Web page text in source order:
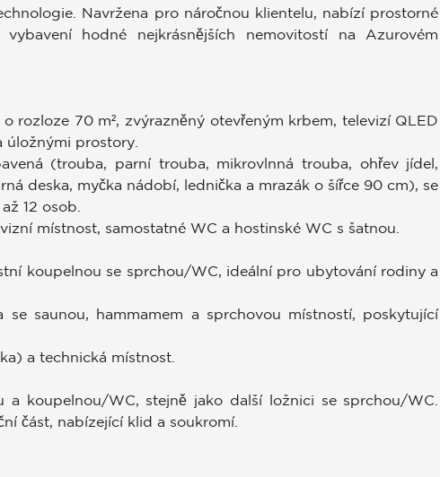
Navržena pro náročnou klientelu, nabízí prostorné
hodné nejkrásnějších nemovitostí na Azurovém
rozloze 70 m², zvýrazněný otevřeným krbem, televizí QLED
úložnými prostory.
(trouba, parní trouba, mikrovlnná trouba, ohřev jídel,
deska, myčka nádobí, lednička a mrazák o šířce 90 cm), se
12 osob.
místnost, samostatné WC a hostinské WC s šatnou.
koupelnou se sprchou/WC, ideální pro ubytování rodiny a
se saunou, hammamem a sprchovou místností, poskytující
a technická místnost.
a koupelnou/WC, stejně jako další ložnici se sprchou/WC.
část, nabízející klid a soukromí.